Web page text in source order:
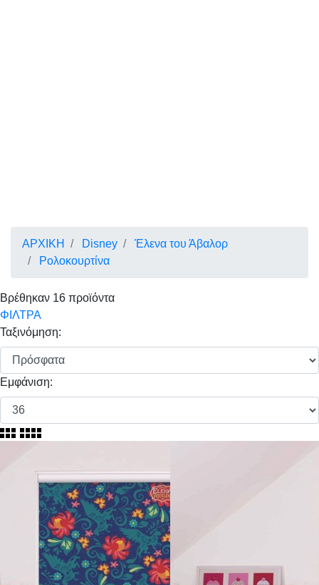
ΑΡΧΙΚΗ Disney
Έλενα του Άβαλορ
Ρολοκουρτίνα
Βρέθηκαν 16 προϊόντα
ΦΙΛΤΡΑ
Ταξινόμηση:
Εμφάνιση: